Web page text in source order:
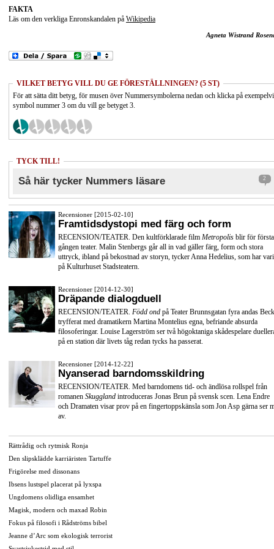
FAKTA
Läs om den verkliga Enronskandalen på Wikipedia
Agneta Wistrand
VILKET BETYG VILL DU GE FÖRESTÄLLNINGEN? (5 ST)
För att sätta ditt betyg, för musen över Nummersymbolerna nedan och klicka på
symbol nummer 3 om du vill ge betyget 3.
TYCK TILL!
Så här tycker Nummers läsare 2
Recensioner [2015-02-10]
Framtidsdystopi med färg och form
RECENSION/TEATER. Den kultförklarade film Metropolis blir för första
gången teater. Malin Stenbergs går all in vad gäller färg, form och stora
uttryck, ibland på bekostnad av storyn, tycker Anna Hedelius, som har
på Kulturhuset Stadsteatern.
Recensioner [2014-12-30]
Dräpande dialogduell
RECENSION/TEATER. Född ond på Teater Brunnsgatan fyra andas
tryfferat med dramatikern Martina Montelius egna, befriande absurda
filosoferingar. Louise Lagerström ser två högoktaniga skådespelare
på en station där livets tåg redan tycks ha passerat.
Recensioner [2014-12-22]
Nyanserad barndomsskildring
RECENSION/TEATER. Med barndomens tid- och ändlösa rollspel från
romanen Skuggland introduceras Jonas Brun på svensk scen. Lena Endre
och Dramaten visar prov på en fingertoppskänsla som Jon Asp gärna ser
av.
Rättrådig och rytmisk Ronja
Den slipsklädde karriäristen Tartuffe
Frigörelse med dissonans
Ibsens lustspel placerat på lyxspa
Ungdomens olidliga ensamhet
Magisk, modern och maxad Robin
Fokus på filosofi i Rådströms bibel
Jeanne d’Arc som ekologisk terrorist